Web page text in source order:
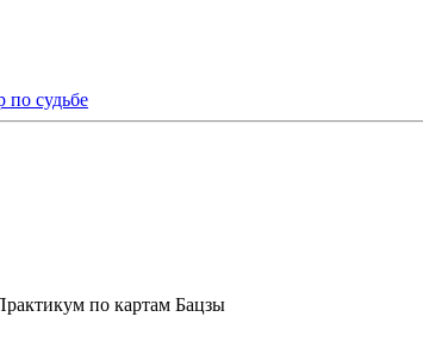
по картам Бацзы